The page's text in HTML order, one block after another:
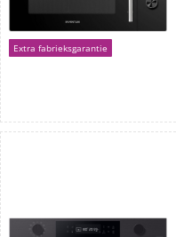
Extra fabrieksgarantie